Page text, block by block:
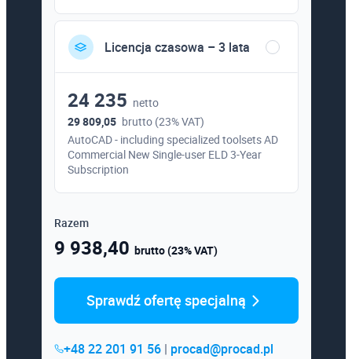
Licencja czasowa – 3 lata
24 235 netto
29 809,05 brutto (23% VAT)
AutoCAD - including specialized toolsets AD
Commercial New Single-user ELD 3-Year
Subscription
Razem
9 938,40 brutto (23% VAT)
Sprawdź ofertę specjalną
+48 22 201 91 56| procad@procad.pl